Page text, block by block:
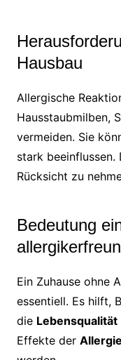
Hausbau
Allergische
Hausstaubmilben,
vermeiden. Sie
stark beeinflussen.
Rücksicht zu
Bedeutung
Ein Zuhause ohne
essentiell. Es hilft,
die Lebensqualität
Effekte der